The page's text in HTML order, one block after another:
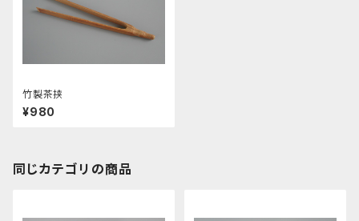
竹製茶挟
¥980
同じカテゴリの商品